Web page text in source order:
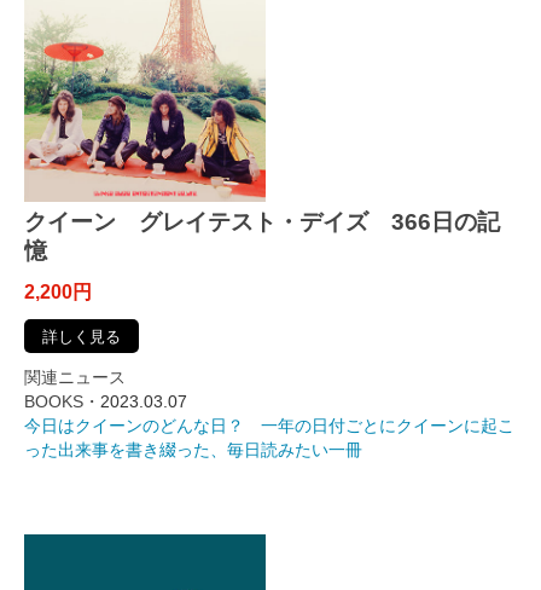
クイーン グレイテスト・デイズ 366日の記
憶
2,200円
詳しく見る
関連ニュース
BOOKS・ 2023.03.07
今日はクイーンのどんな日？ 一年の日付ごとにクイーンに起こ
った出来事を書き綴った、毎日読みたい一冊